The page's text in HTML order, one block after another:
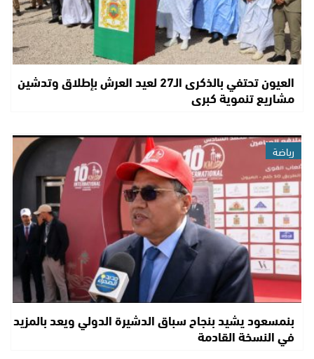
العيون تحتفي بالذكرى الـ27 لعيد العرش بإطلاق وتدشين
مشاريع تنموية كبرى
رياضة
بنمسعود يشيد بنجاح سباق الدشيرة الدولي ويعد بالمزيد
في النسخة القادمة